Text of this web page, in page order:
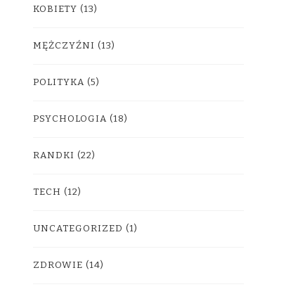
KOBIETY (13)
MĘŻCZYŹNI (13)
POLITYKA (5)
PSYCHOLOGIA (18)
RANDKI (22)
TECH (12)
UNCATEGORIZED (1)
ZDROWIE (14)